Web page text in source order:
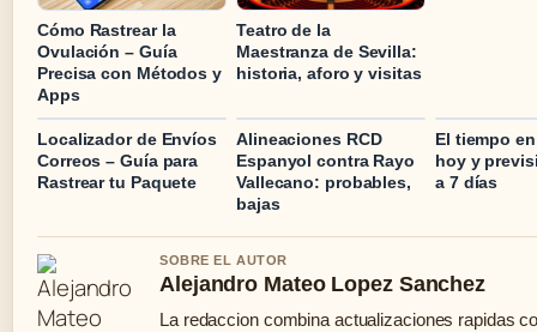
Cómo Rastrear la
Ovulación – Guía
Precisa con Métodos y
Apps
Teatro de la
Maestranza de Sevilla:
historia, aforo y visitas
Localizador de Envíos
Correos – Guía para
Rastrear tu Paquete
Alineaciones RCD
Espanyol contra Rayo
Vallecano: probables,
bajas
El tiempo
hoy y
a 7 días
SOBRE EL AUTOR
Alejandro Mateo Lopez Sanchez
La redaccion combina actualizaciones rapidas